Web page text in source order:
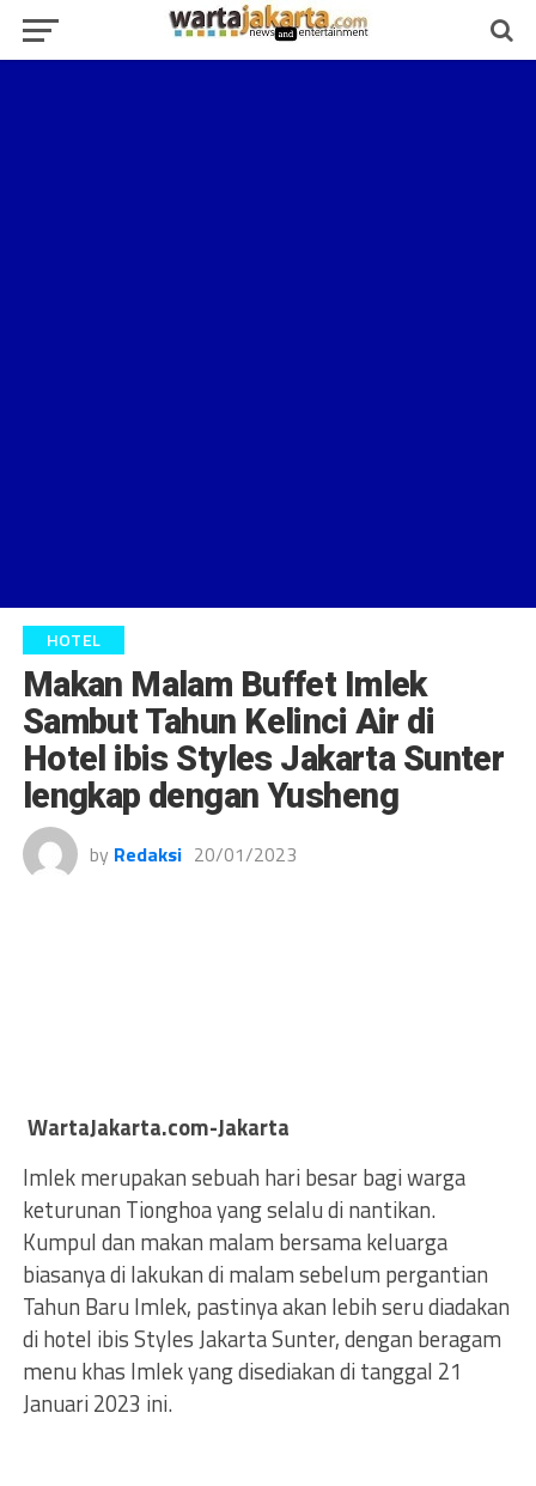
HOTEL
Makan Malam Buffet Imlek
Sambut Tahun Kelinci Air di
Hotel ibis Styles Jakarta Sunter
lengkap dengan Yusheng
by Redaksi 20/01/2023
WartaJakarta.com-Jakarta
Imlek merupakan sebuah hari besar bagi warga
keturunan Tionghoa yang selalu di nantikan.
Kumpul dan makan malam bersama keluarga
biasanya di lakukan di malam sebelum pergantian
Tahun Baru Imlek, pastinya akan lebih seru diadakan
di hotel ibis Styles Jakarta Sunter, dengan beragam
menu khas Imlek yang disediakan di tanggal 21
Januari 2023 ini.